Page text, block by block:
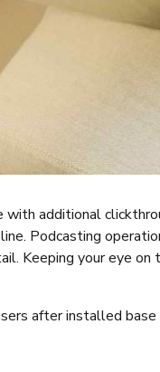
additional
Podcasting
Keeping your eye on
after installed